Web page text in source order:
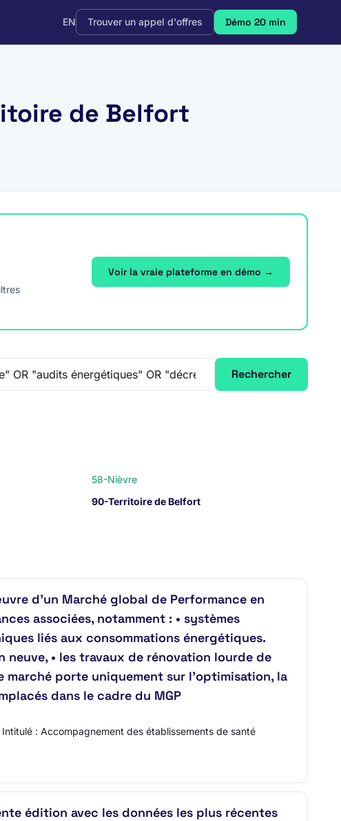
EN Trouver un appel d'offres Démo 20 min
de Belfort
Voir la vraie plateforme en démo →
Rechercher
58-Nièvre
90-Territoire de Belfort
d’un Marché global de Performance en
associées, notamment : • systèmes
liés aux consommations énergétiques.
neuve, • les travaux de rénovation lourde de
porte uniquement sur l’optimisation, la
dans le cadre du MGP
: Accompagnement des établissements de santé
édition avec les données les plus récentes